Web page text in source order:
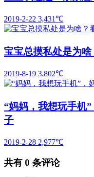
2019-2-22 3,431℃
宝宝总摸私处是为
2019-8-19 3,802℃
“妈妈，我想玩手机
子
2019-2-28 2,977℃
共有 0 条评论